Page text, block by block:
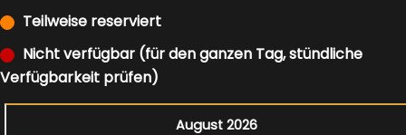
Teilweise reserviert
Nicht verfügbar (für den ganzen Tag, stündliche
Verfügbarkeit prüfen)
August 2026